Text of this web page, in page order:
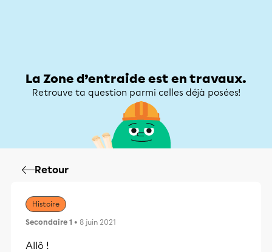
La Zone d’entraide est en travaux.
Retrouve ta question parmi celles déjà posées!
Retour
Histoire
Secondaire 1 • 8 juin 2021
Allô !